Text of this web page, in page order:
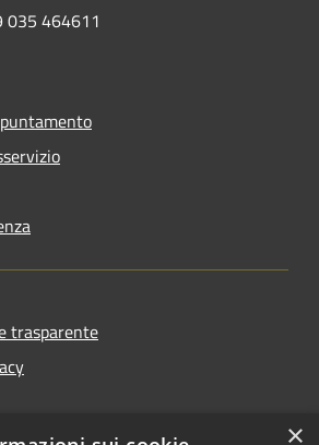
035 464611
trasparente
×